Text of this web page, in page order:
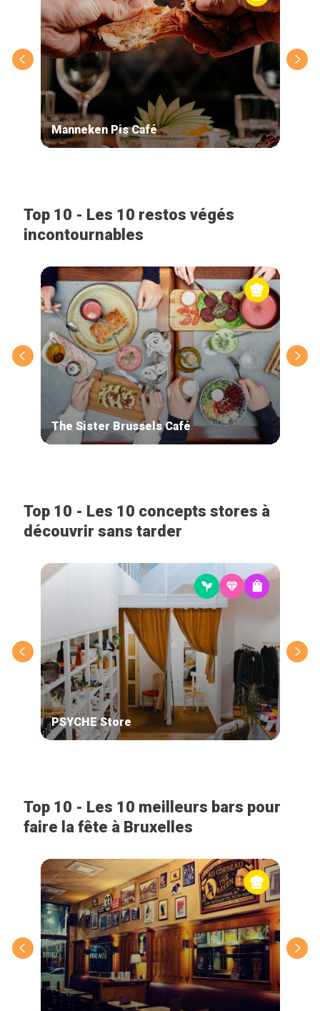
Manneken Pis Café
Top 10 - Les 10 restos végés
incontournables
The Sister Brussels Café
Top 10 - Les 10 concepts stores à
découvrir sans tarder
PSYCHE Store
Top 10 - Les 10 meilleurs bars pour
faire la fête à Bruxelles